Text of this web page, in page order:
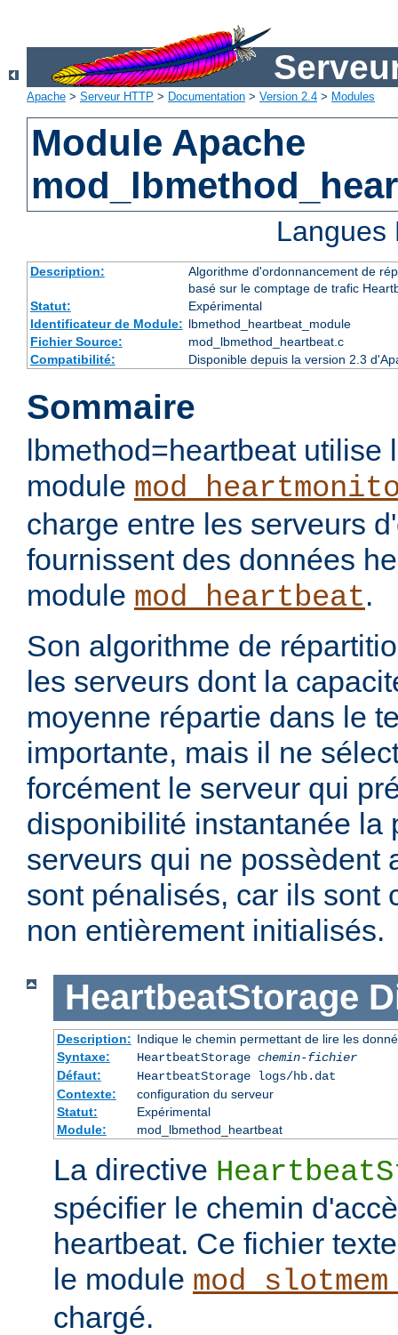
Apache > Serveur HTTP > Documentation > Version 2.4 > Modules
Module Apache
Description:
Algorithme d'ordonnancement de
basé sur le comptage de trafic
Statut:
Expérimental
Identificateur de Module: lbmethod_heartbeat_module
Fichier Source:
mod_lbmethod_heartbeat.c
Compatibilité:
Disponible depuis la version 2.3
Sommaire
lbmethod=heartbeat utilise
module
charge entre les serveurs
fournissent des données
module mod_heartbeat.
Son algorithme de
les serveurs dont la
moyenne répartie dans le
importante, mais il ne
forcément le serveur qui
disponibilité instantanée la
serveurs qui ne possèdent
sont pénalisés, car ils sont
non entièrement initialisés.
HeartbeatStorage
Description: Indique le chemin permettant de lire les
Syntaxe:
HeartbeatStorage chemin-fichier
Défaut:
HeartbeatStorage logs/hb.dat
Contexte:
configuration du serveur
Statut:
Expérimental
Module:
mod_lbmethod_heartbeat
La directive
spécifier le chemin
heartbeat. Ce fichier
le module
chargé.